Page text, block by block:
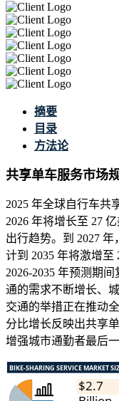
摘要
目录
方法论
共享单车服务市场
2025 年全球自行车共
2026 年将增长至 27
出行趋势。到 2027
计到 2035 年将激增
2026-2035 年预测期
通的需求不断增长、
交通的举措正在推动
分比增长反映出共享
增强城市通勤者最后